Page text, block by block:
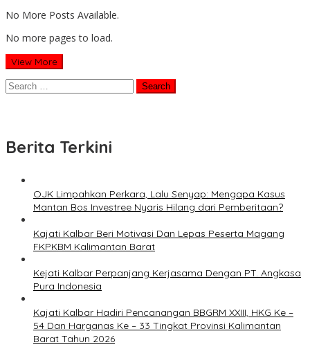
No More Posts Available.
No more pages to load.
View More
Search
for:
Berita Terkini
OJK Limpahkan Perkara, Lalu Senyap: Mengapa Kasus
Mantan Bos Investree Nyaris Hilang dari Pemberitaan?
Kajati Kalbar Beri Motivasi Dan Lepas Peserta Magang
FKPKBM Kalimantan Barat
Kejati Kalbar Perpanjang Kerjasama Dengan PT. Angkasa
Pura Indonesia
Kajati Kalbar Hadiri Pencanangan BBGRM XXIII, HKG Ke –
54 Dan Harganas Ke – 33 Tingkat Provinsi Kalimantan
Barat Tahun 2026